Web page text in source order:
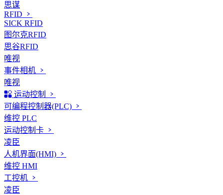
思谋
RFID
SICK RFID
图尔克RFID
思谷RFID
唯视
事件相机
唯视
运动控制
可编程控制器(PLC)
维控 PLC
运动控制卡
凌臣
人机界面(HMI)
维控 HMI
工控机
凌臣